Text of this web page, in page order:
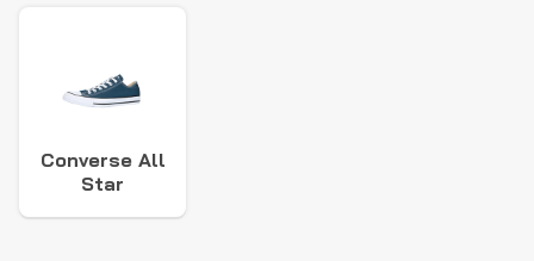
Converse All
Star